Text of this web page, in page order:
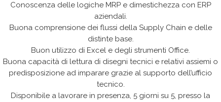
Conoscenza delle logiche MRP e dimestichezza con ERP
aziendali.
Buona comprensione dei flussi della Supply Chain e delle
distinte base.
Buon utilizzo di Excel e degli strumenti Office.
Buona capacità di lettura di disegni tecnici e relativi assiemi o
predisposizione ad imparare grazie al supporto dell’ufficio
tecnico.
Disponibile a lavorare in presenza, 5 giorni su 5, presso la